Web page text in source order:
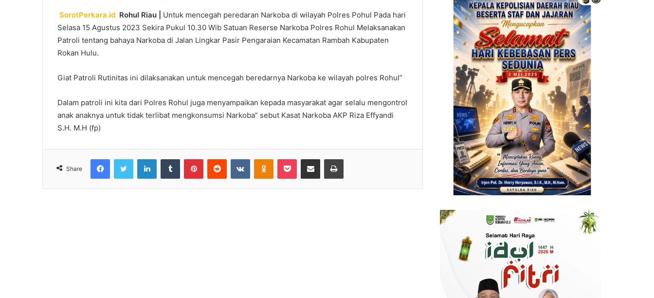
SorotPerkara.id Rohul Riau |
Untuk mencegah peredaran Narkoba di wilayah Polres Pohul Pada hari
Selasa 15 Agustus 2023 Sekira Pukul 10.30 Wib Satuan Reserse Narkoba Polres Rohul Melaksanakan
Patroli tentang bahaya Narkoba di Jalan Lingkar Pasir Pengaraian Kecamatan Rambah Kabupaten
Rokan Hulu.
Giat Patroli Rutinitas ini dilaksanakan untuk mencegah beredarnya Narkoba ke wilayah polres Rohul”
Dalam patroli ini kita dari Polres Rohul juga menyampaikan kepada masyarakat agar selalu mengontrol
anak anaknya untuk tidak terlibat mengkonsumsi Narkoba” sebut Kasat Narkoba AKP Riza Effyandi
S.H. M.H (fp)
Share
FacebookTwitter LinkedInTumblr PinterestReddit VKontakteOdnoklassniki
Pocket Share via Email Print